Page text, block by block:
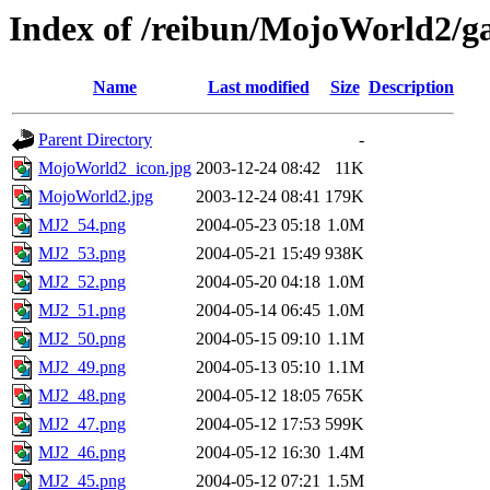
Index of /reibun/MojoWorld2/
Name Last modified Size Description
Parent Directory
-
MojoWorld2_icon.jpg 2003-12-24 08:42
11K
MojoWorld2.jpg
2003-12-24 08:41 179K
MJ2_54.png
2004-05-23 05:18 1.0M
MJ2_53.png
2004-05-21 15:49 938K
MJ2_52.png
2004-05-20 04:18 1.0M
MJ2_51.png
2004-05-14 06:45 1.0M
MJ2_50.png
2004-05-15 09:10 1.1M
MJ2_49.png
2004-05-13 05:10 1.1M
MJ2_48.png
2004-05-12 18:05 765K
MJ2_47.png
2004-05-12 17:53 599K
MJ2_46.png
2004-05-12 16:30 1.4M
MJ2_45.png
2004-05-12 07:21 1.5M